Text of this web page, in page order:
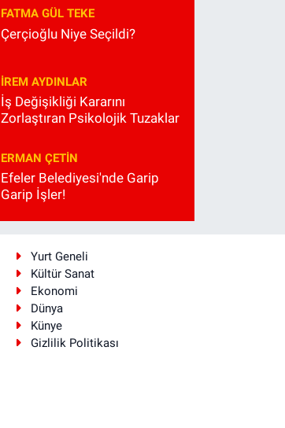
FATMA GÜL TEKE
Çerçioğlu Niye Seçildi?
İREM AYDINLAR
İş Değişikliği Kararını
Zorlaştıran Psikolojik Tuzaklar
ERMAN ÇETIN
Efeler Belediyesi'nde Garip
Garip İşler!
Yurt Geneli
Kültür Sanat
Ekonomi
Dünya
Künye
Gizlilik Politikası